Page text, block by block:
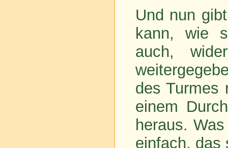
Und nun
kann, wie
auch,
des Turmes
einem
heraus.
einfach, das